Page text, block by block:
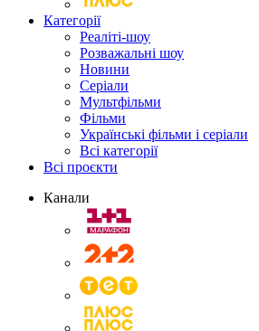
Категорії
Реаліті-шоу
Розважальні шоу
Новини
Серіали
Мультфільми
Фільми
Українські фільми і серіали
Всі категорії
Всі проєкти
Канали